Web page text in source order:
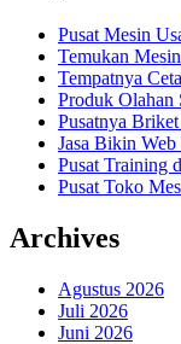
Pusat Mesin
Temukan
Tempatnya
Produk Olahan
Pusatnya
Jasa Bikin
Pusat Training
Pusat Toko
Archives
Agustus 2026
Juli 2026
Juni 2026